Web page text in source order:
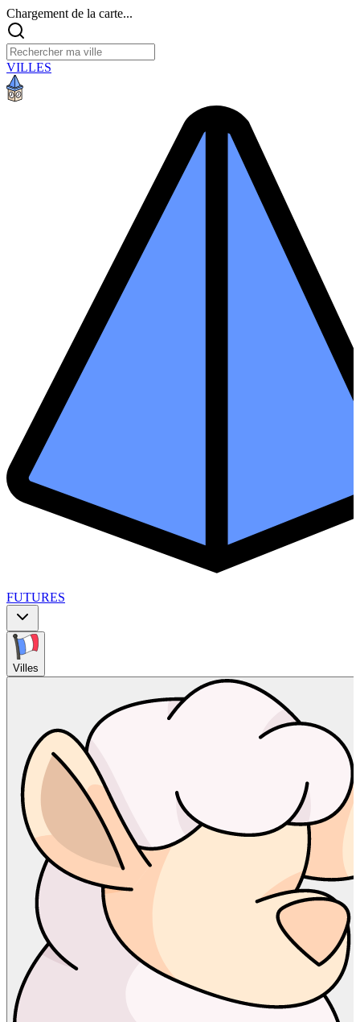
Chargement de la carte...
VILLES
FUTURES
Villes